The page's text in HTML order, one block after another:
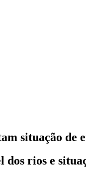
situação de
rios e